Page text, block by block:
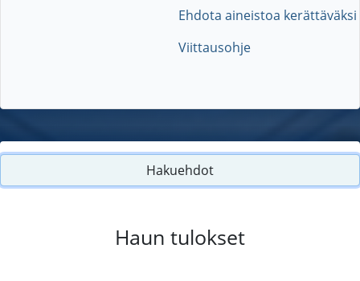
Ehdota aineistoa kerättäväksi
Viittausohje
Hakuehdot
Haun tulokset